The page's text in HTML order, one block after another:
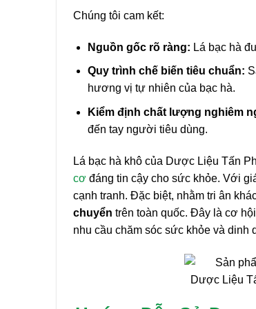
Chúng tôi cam kết:
Nguồn gốc rõ ràng: Lá bạc hà
Quy trình chế biến tiêu chuẩn:
hương vị tự nhiên của bạc hà.
Kiểm định chất lượng nghiêm
đến tay người tiêu dùng.
Lá bạc hà khô của Dược Liệu Tấn
cơ đáng tin cậy cho sức khỏe. Với
cạnh tranh. Đặc biệt, nhằm tri ân
chuyển trên toàn quốc. Đây là cơ
nhu cầu chăm sóc sức khỏe và dinh
Dược Liệu